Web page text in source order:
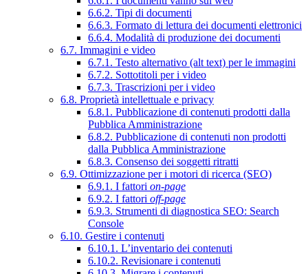
6.6.2. Tipi di documenti
6.6.3. Formato di lettura dei documenti elettronici
6.6.4. Modalità di produzione dei documenti
6.7. Immagini e video
6.7.1. Testo alternativo (alt text) per le immagini
6.7.2. Sottotitoli per i video
6.7.3. Trascrizioni per i video
6.8. Proprietà intellettuale e privacy
6.8.1. Pubblicazione di contenuti prodotti dalla
Pubblica Amministrazione
6.8.2. Pubblicazione di contenuti non prodotti
dalla Pubblica Amministrazione
6.8.3. Consenso dei soggetti ritratti
6.9. Ottimizzazione per i motori di ricerca (SEO)
6.9.1. I fattori on-page
6.9.2. I fattori off-page
6.9.3. Strumenti di diagnostica SEO: Search
Console
6.10. Gestire i contenuti
6.10.1. L’inventario dei contenuti
6.10.2. Revisionare i contenuti